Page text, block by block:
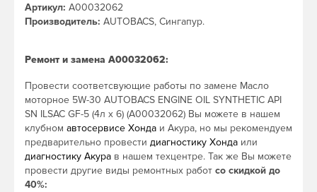
Артикул: A00032062
Производитель: AUTOBACS, Сингапур.
Ремонт и замена A00032062:
Провести соответсвующие работы по замене Масло
моторное 5W-30 AUTOBACS ENGINE OIL SYNTHETIC API
SN ILSAC GF-5 (4л х 6) (A00032062) Вы можете в нашем
клубном автосервисе Хонда и Акура, но мы рекомендуем
предварительно провести диагностику Хонда или
диагностику Акура в нашем техцентре. Так же Вы можете
провести другие виды ремонтных работ со скидкой до
40%: